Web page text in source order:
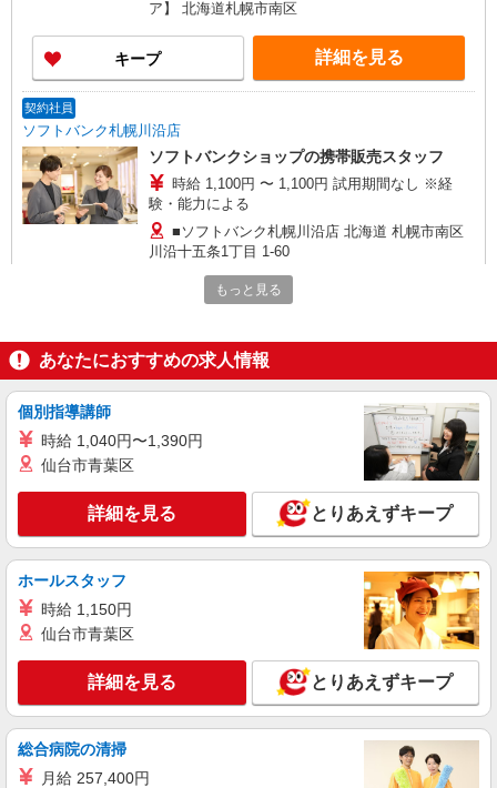
ア】 北海道札幌市南区
キープ 詳細を見る
契約社員
ソフトバンク札幌川沿店
ソフトバンクショップの携帯販売スタッフ
時給 1,100円 〜 1,100円 試用期間なし ※経
験・能力による
■ソフトバンク札幌川沿店 北海道 札幌市南区
川沿十五条1丁目 1‐60
正社員
ソフトバンク札幌藤野店
ソフトバンクショップの携帯販売スタッフ
月給 190,000円 〜 476,000円 試用期間あり 3
ヶ月 月給25万円以上 ※経験・能力による 【試用
■ソフトバンク札幌藤野店 北海道 札幌市南区
石山二条9丁目 7‐54 アクロスプラザ札幌南
キープ 詳細を見る
もっと見る
あなたにおすすめの求人情報
個別指導講師
時給 1,040円〜1,390円
仙台市青葉区
詳細を見る とりあえずキープ
ホールスタッフ
時給 1,150円
仙台市青葉区
詳細を見る とりあえずキープ
総合病院の清掃
月給 257,400円